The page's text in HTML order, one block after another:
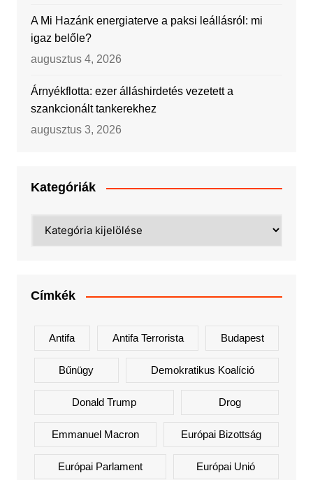
A Mi Hazánk energiaterve a paksi leállásról: mi
igaz belőle?
augusztus 4, 2026
Árnyékflotta: ezer álláshirdetés vezetett a
szankcionált tankerekhez
augusztus 3, 2026
Kategóriák
Címkék
Antifa Antifa Terrorista Budapest
Bűnügy Demokratikus Koalíció
Donald Trump Drog
Emmanuel Macron Európai Bizottság
Európai Parlament Európai Unió